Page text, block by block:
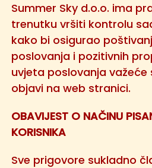
Summer Sky d.o.o. ima
trenutku vršiti kontrolu
kako bi osigurao
poslovanja i pozitivnih
uvjeta poslovanja važeće
objavi na web stranici.
OBAVIJEST O NAČINU
KORISNIKA
Sve prigovore sukladno